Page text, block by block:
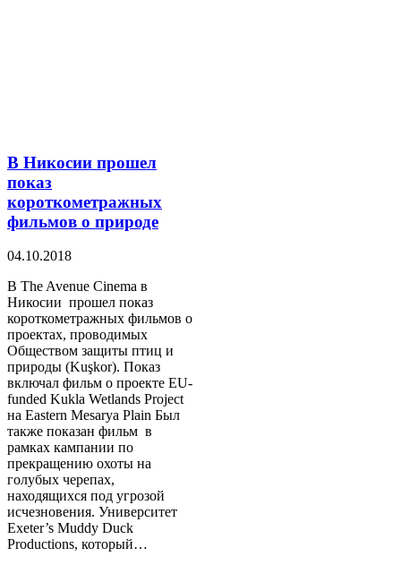
В Никосии прошел
показ
короткометражных
фильмов о природе
04.10.2018
В Тhe Avenue Cinema в
Никосии прошел показ
короткометражных фильмов о
проектах, проводимых
Обществом защиты птиц и
природы (Kuşkor). Показ
включал фильм о проекте EU-
funded Kukla Wetlands Project
на Eastern Mesarya Plain Был
также показан фильм в
рамках кампании по
прекращению охоты на
голубых черепах,
находящихся под угрозой
исчезновения. Университет
Exeter’s Muddy Duck
Productions, который…